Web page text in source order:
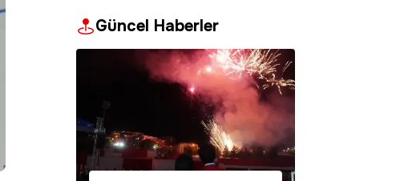
Güncel Haberler